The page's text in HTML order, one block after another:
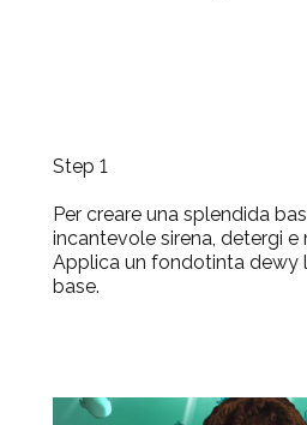
Step 1
Per creare una splendida
incantevole sirena, detergi e
Applica un fondotinta dewy
base.